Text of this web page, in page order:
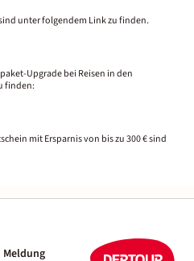
unter folgendem Link zu finden.
Upgrade bei Reisen in den
finden:
mit Ersparnis von bis zu 300 € sind
Meldung